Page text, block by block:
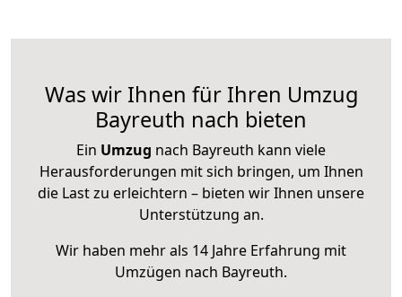
Was wir Ihnen für Ihren Umzug
Bayreuth nach bieten
Ein Umzug nach Bayreuth kann viele
Herausforderungen mit sich bringen, um Ihnen
die Last zu erleichtern – bieten wir Ihnen unsere
Unterstützung an.
Wir haben mehr als 14 Jahre Erfahrung mit
Umzügen nach Bayreuth.